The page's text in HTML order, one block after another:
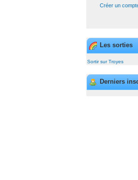
Créer un
Les sorties
Sortir sur Troyes
Derniers